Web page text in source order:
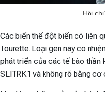
Hội
Các biến thể đột biến có liên
Tourette. Loại gen này có
phát triển của các tế bào thần
SLITRK1 và không rõ bằng